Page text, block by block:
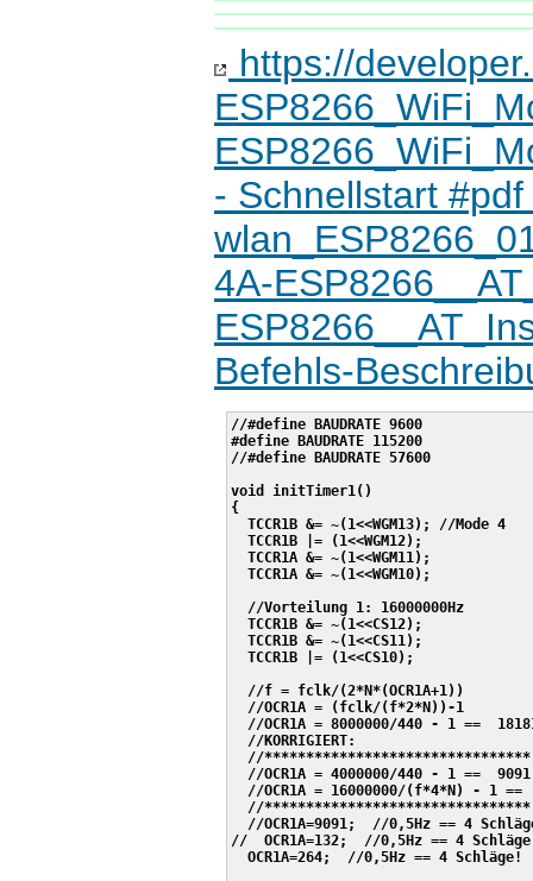
https://
- Schnellstart
4A-
Befehls-
//#define BAUDRATE 9600
#define BAUDRATE 115200
//#define BAUDRATE 57600
void initTimer1()
{
  TCCR1B &= ~(1<<WGM13); //Mode 4
  TCCR1B |= (1<<WGM12);
  TCCR1A &= ~(1<<WGM11);
  TCCR1A &= ~(1<<WGM10);
  //Vorteilung 1: 16000000Hz
  TCCR1B &= ~(1<<CS12);
  TCCR1B &= ~(1<<CS11);
  TCCR1B |= (1<<CS10);
  //f = fclk/(2*N*(OCR1A+1))
  //OCR1A = (fclk/(f*2*N))-1
//OCR1A = 8000000/440 - 1 ==
  //KORRIGIERT:
  //********************************
  //OCR1A = 4000000/440 - 1 ==  9091
//OCR1A = 16000000/(f*4*N) - 1 ==
  //********************************
//OCR1A=9091;  //0,5Hz == 4
//  OCR1A=132;  //0,5Hz == 4
  OCR1A=264;  //0,5Hz == 4 Schläge!